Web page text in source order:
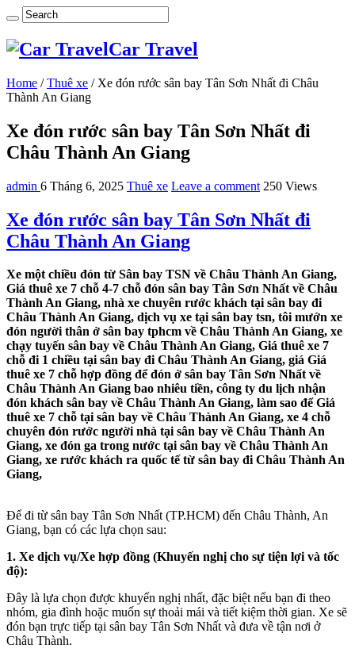
Car Travel
Home / Thuê xe / Xe đón rước sân bay Tân Sơn Nhất đi Châu
Thành An Giang
Xe đón rước sân bay Tân Sơn Nhất đi
Châu Thành An Giang
admin 6 Tháng 6, 2025 Thuê xe Leave a comment 250 Views
Xe đón rước sân bay Tân Sơn Nhất đi
Châu Thành An Giang
Xe một chiều đón từ Sân bay TSN về Châu Thành An Giang,
Giá thuê xe 7 chỗ 4-7 chỗ đón sân bay Tân Sơn Nhất về Châu
Thành An Giang, nhà xe chuyên rước khách tại sân bay đi
Châu Thành An Giang, dịch vụ xe tại sân bay tsn, tôi mướn xe
đón người thân ở sân bay tphcm về Châu Thành An Giang, xe
chạy tuyến sân bay về Châu Thành An Giang, Giá thuê xe 7
chỗ đi 1 chiều tại sân bay đi Châu Thành An Giang, giá Giá
thuê xe 7 chỗ hợp đồng để đón ở sân bay Tân Sơn Nhất về
Châu Thành An Giang bao nhiêu tiền, công ty du lịch nhận
đón khách sân bay về Châu Thành An Giang, làm sao để Giá
thuê xe 7 chỗ tại sân bay về Châu Thành An Giang, xe 4 chỗ
chuyên đón rước người nhà tại sân bay về Châu Thành An
Giang, xe đón ga trong nước tại sân bay về Châu Thành An
Giang, xe rước khách ra quốc tế từ sân bay đi Châu Thành An
Giang,
Để đi từ sân bay Tân Sơn Nhất (TP.HCM) đến Châu Thành, An
Giang, bạn có các lựa chọn sau:
1. Xe dịch vụ/Xe hợp đồng (Khuyến nghị cho sự tiện lợi và tốc
độ):
Đây là lựa chọn được khuyến nghị nhất, đặc biệt nếu bạn đi theo
nhóm, gia đình hoặc muốn sự thoải mái và tiết kiệm thời gian. Xe sẽ
đón bạn trực tiếp tại sân bay Tân Sơn Nhất và đưa về tận nơi ở
Châu Thành.